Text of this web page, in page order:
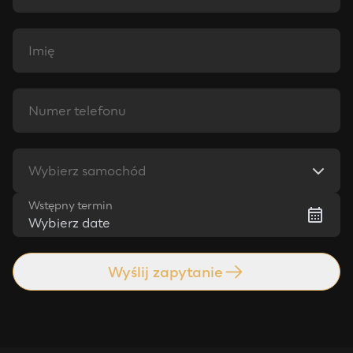
Wybierz samochód
Wstępny termin
Wybierz date
Wyślij zapytanie